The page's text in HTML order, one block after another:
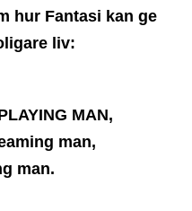
hur Fantasi kan ge
liv:
MAN,
man,
man.